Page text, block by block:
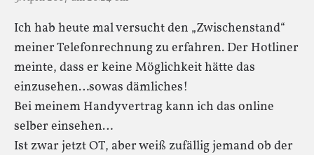
Ich hab heute mal versucht den „Zwischenstand“
meiner Telefonrechnung zu erfahren. Der Hotliner
meinte, dass er keine Möglichkeit hätte das
einzusehen…sowas dämliches!
Bei meinem Handyvertrag kann ich das online
selber einsehen…
Ist zwar jetzt OT, aber weiß zufällig jemand ob der